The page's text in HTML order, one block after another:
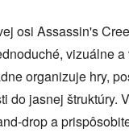
osi Assassin's
vizuálne a
organizuje hry,
do jasnej štruktúry.
drop a